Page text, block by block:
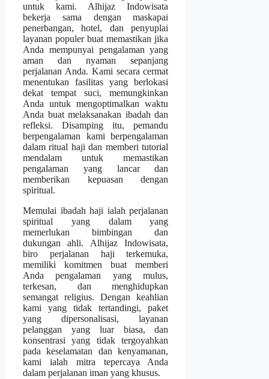
untuk kami. Alhijaz Indowisata
bekerja sama dengan maskapai
penerbangan, hotel, dan penyuplai
layanan populer buat memastikan jika
Anda mempunyai pengalaman yang
aman dan nyaman sepanjang
perjalanan Anda. Kami secara cermat
menentukan fasilitas yang berlokasi
dekat tempat suci, memungkinkan
Anda untuk mengoptimalkan waktu
Anda buat melaksanakan ibadah dan
refleksi. Disamping itu, pemandu
berpengalaman kami berpengalaman
dalam ritual haji dan memberi tutorial
mendalam untuk memastikan
pengalaman yang lancar dan
memberikan kepuasan dengan
spiritual.
Memulai ibadah haji ialah perjalanan
spiritual yang dalam yang
memerlukan bimbingan dan
dukungan ahli. Alhijaz Indowisata,
biro perjalanan haji terkemuka,
memiliki komitmen buat memberi
Anda pengalaman yang mulus,
terkesan, dan menghidupkan
semangat religius. Dengan keahlian
kami yang tidak tertandingi, paket
yang dipersonalisasi, layanan
pelanggan yang luar biasa, dan
konsentrasi yang tidak tergoyahkan
pada keselamatan dan kenyamanan,
kami ialah mitra tepercaya Anda
dalam perjalanan iman yang khusus.